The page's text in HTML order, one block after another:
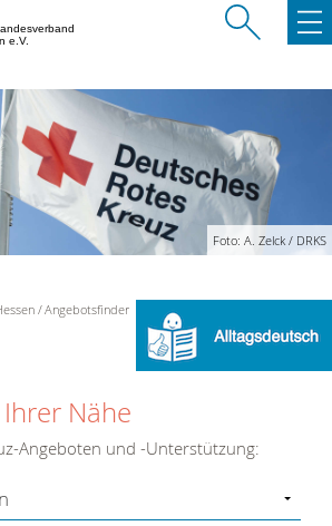
e.V.
Foto: A. Zelck / DRKS
Angebotsfinder
Nähe
Angeboten und -Unterstützung: